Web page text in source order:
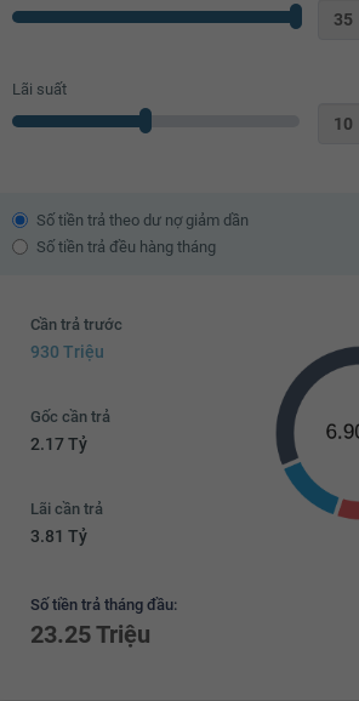
Lãi suất
Số tiền trả theo dư nợ giảm dần
Số tiền trả đều hàng tháng
Cần trả trước
930 Triệu
Gốc cần trả
2.17 Tỷ
Lãi cần trả
3.81 Tỷ
Số tiền trả tháng đầu:
23.25 Triệu